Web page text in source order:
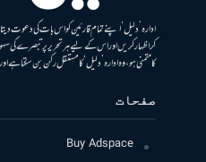
ادارہ ’دلیل‘ اپنے تمام قارئین کو اس بات کی دعوت
کر اظہار کریں اور اس کے لیے ہر تحریر پر تبصرے کی
کا متمنی ہو، وہ ادارہ ’دلیل‘ کا مستقل رکن بن سکتا
صفحات
Buy Adspace